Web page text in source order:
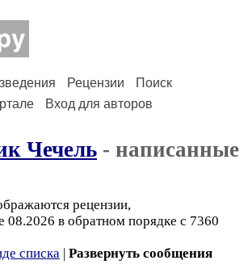
Рецензии
Поиск
Вход для авторов
Чечель - написанные
рецензии,
08.2026 в обратном порядке с 7360
списка | Развернуть сообщения